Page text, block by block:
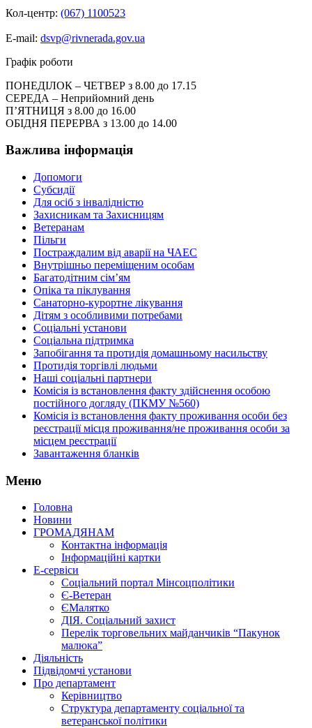
Кол-центр: (067) 1100523
E-mail: dsvp@rivnerada.gov.ua
Графік роботи
ПОНЕДІЛОК – ЧЕТВЕР з 8.00 до 17.15
СЕРЕДА – Неприйомний день
П’ЯТНИЦЯ з 8.00 до 16.00
ОБІДНЯ ПЕРЕРВА з 13.00 до 14.00
Важлива інформація
Допомоги
Субсидії
Для осіб з інвалідністю
Захисникам та Захисницям
Ветеранам
Пільги
Постраждалим від аварії на ЧАЕС
Внутрішньо переміщеним особам
Багатодітним сім’ям
Опіка та піклування
Санаторно-курортне лікування
Дітям з особливими потребами
Соціальні установи
Соціальна підтримка
Запобігання та протидія домашньому насильству
Протидія торгівлі людьми
Наші соціальні партнери
Комісія із встановлення факту здійснення особою
постійного догляду (ПКМУ №560)
Комісія із встановлення факту проживання особи без
реєстрації місця проживання/не проживання особи за
місцем реєстрації
Завантаження бланків
Меню
Головна
Новини
ГРОМАДЯНАМ
Контактна інформація
Інформаційні картки
Е-сервіси
Соціальний портал Мінсоцполітики
Є-Ветеран
ЄМалятко
ДІЯ. Соціальний захист
Перелік торговельних майданчиків “Пакунок
малюка”
Діяльність
Підвідомчі установи
Про департамент
Керівництво
Структура департаменту соціальної та
ветеранської політики